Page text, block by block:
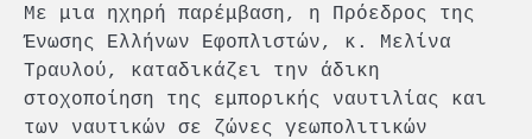
Με μια ηχηρή παρέμβαση, η Πρόεδρος της
Ένωσης Ελλήνων Εφοπλιστών, κ. Μελίνα
Τραυλού, καταδικάζει την άδικη
στοχοποίηση της εμπορικής ναυτιλίας και
των ναυτικών σε ζώνες γεωπολιτικών